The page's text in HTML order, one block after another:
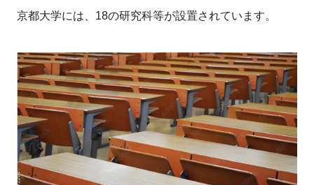
京都大学には、18の研究科等が設置されています。